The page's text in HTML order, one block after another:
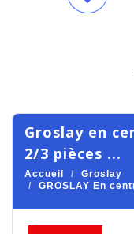
groslay en centre ville, appartement
2/3 pièces ...
Accueil
Groslay
GROSLAY En